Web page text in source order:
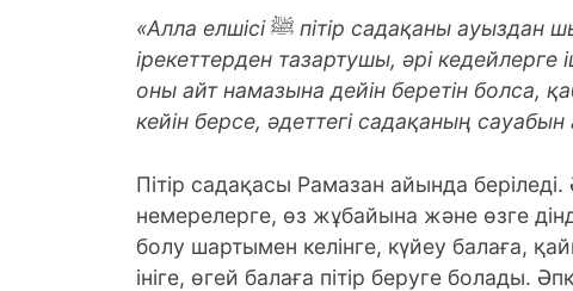
«Алла елшісіﷺ пітір садақаны ауыздан
ірекеттерден тазартушы, әрі кедейлерге
оны айт намазына дейін беретін болса,
кейін берсе, әдеттегі садақаның
Пітір садақасы Рамазан айында
немерелерге, өз жұбайына және өзге
болу шартымен келінге, күйеу балаға,
ініге, өгей балаға пітір беруге болады.